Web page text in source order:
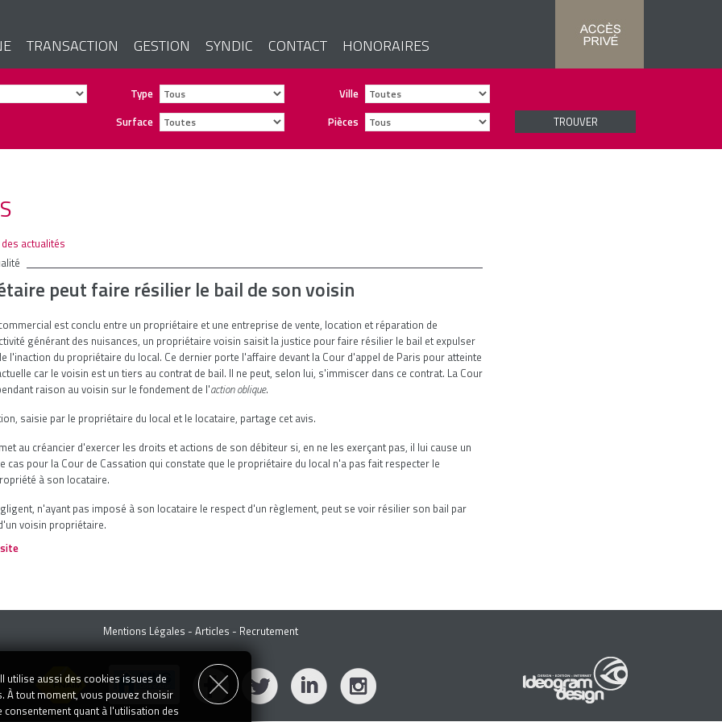
TRANSACTION GESTION SYNDIC CONTACT HONORAIRES
Type
Ville
Surface
Pièces TROUVER
actualités
peut faire résilier le bail de son voisin
est conclu entre un propriétaire et une entreprise de vente, location et réparation de
générant des nuisances, un propriétaire voisin saisit la justice pour faire résilier le bail et expulser
l'inaction du propriétaire du local. Ce dernier porte l'affaire devant la Cour d'appel de Paris pour atteinte
car le voisin est un tiers au contrat de bail. Il ne peut, selon lui, s'immiscer dans ce contrat. La Cour
raison au voisin sur le fondement de l'action oblique.
saisie par le propriétaire du local et le locataire, partage cet avis.
au créancier d'exercer les droits et actions de son débiteur si, en ne les exerçant pas, il lui cause un
cas pour la Cour de Cassation qui constate que le propriétaire du local n'a pas fait respecter le
à son locataire.
n'ayant pas imposé à son locataire le respect d'un règlement, peut se voir résilier son bail par
voisin propriétaire.
Mentions Légales - Articles - Recrutement
utilise aussi des cookies issues de
À tout moment, vous pouvez choisir
quant à l'utilisation des